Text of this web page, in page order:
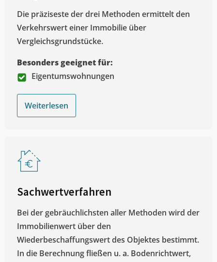
Die präziseste der drei Methoden ermittelt den
Verkehrswert einer Immobilie über
Vergleichsgrundstücke.
Besonders geeignet für:
Eigentumswohnungen
Weiterlesen
Sachwertverfahren
Bei der gebräuchlichsten aller Methoden wird der
Immobilienwert über den
Wiederbeschaffungswert des Objektes bestimmt.
In die Berechnung fließen u. a. Bodenrichtwert,